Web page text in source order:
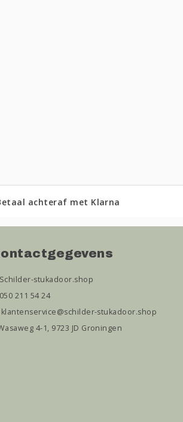
achteraf met Klarna
Schilder-stukadoor.shop
050 211 54 24
klantenservice@schilder-stukadoor.shop
4-1, 9723 JD Groningen